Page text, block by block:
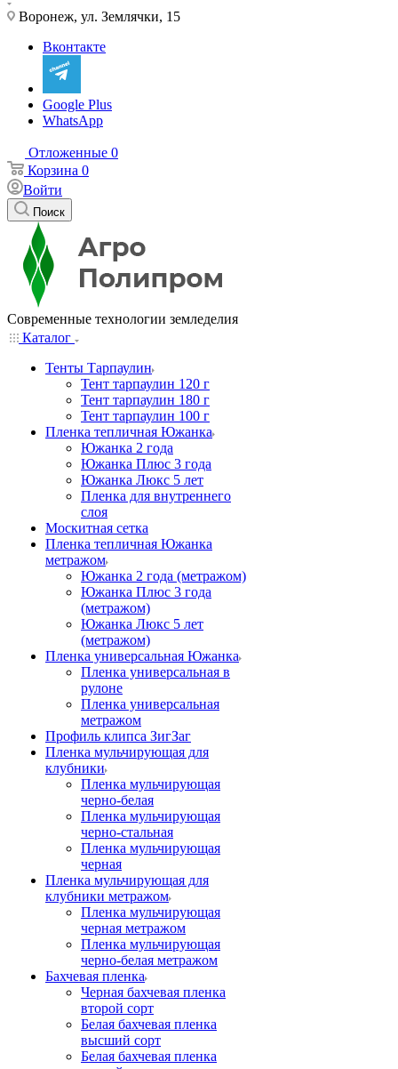
Воронеж, ул. Землячки, 15
Вконтакте
Google Plus
WhatsApp
Отложенные 0
Корзина 0
Войти
Поиск
Современные технологии земледелия
Каталог
Тенты Тарпаулин
Тент тарпаулин 120 г
Тент тарпаулин 180 г
Тент тарпаулин 100 г
Пленка тепличная Южанка
Южанка 2 года
Южанка Плюс 3 года
Южанка Люкс 5 лет
Пленка для внутреннего
слоя
Москитная сетка
Пленка тепличная Южанка
метражом
Южанка 2 года (метражом)
Южанка Плюс 3 года
(метражом)
Южанка Люкс 5 лет
(метражом)
Пленка универсальная Южанка
Пленка универсальная в
рулоне
Пленка универсальная
метражом
Профиль клипса ЗигЗаг
Пленка мульчирующая для
клубники
Пленка мульчирующая
черно-белая
Пленка мульчирующая
черно-стальная
Пленка мульчирующая
черная
Пленка мульчирующая для
клубники метражом
Пленка мульчирующая
черная метражом
Пленка мульчирующая
черно-белая метражом
Бахчевая пленка
Черная бахчевая пленка
второй сорт
Белая бахчевая пленка
высший сорт
Белая бахчевая пленка